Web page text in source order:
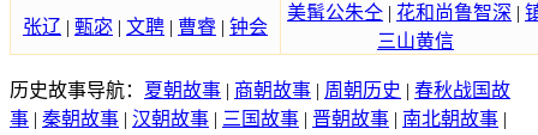
张辽 | 甄宓 | 文聘 | 曹睿 | 钟会
美髯公朱仝 | 花和尚鲁智深 |
三山黄信
历史故事导航： 夏朝故事 | 商朝故事 | 周朝历史 | 春秋战国故
事 | 秦朝故事 | 汉朝故事 | 三国故事 | 晋朝故事 | 南北朝故事 |